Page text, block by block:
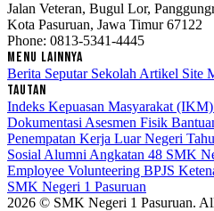
Jalan Veteran, Bugul Lor,
Kota Pasuruan, Jawa Timur 67122
Phone: 0813-5341-4445
MENU LAINNYA
Berita Seputar Sekolah Artikel Site
TAUTAN
Indeks Kepuasan Masyarakat
Dokumentasi Asesmen Fisik
Penempatan Kerja Luar Negeri
Sosial Alumni Angkatan 48 SMK
Employee Volunteering BPJS
SMK Negeri 1 Pasuruan
2026 © SMK Negeri 1 Pasuruan.